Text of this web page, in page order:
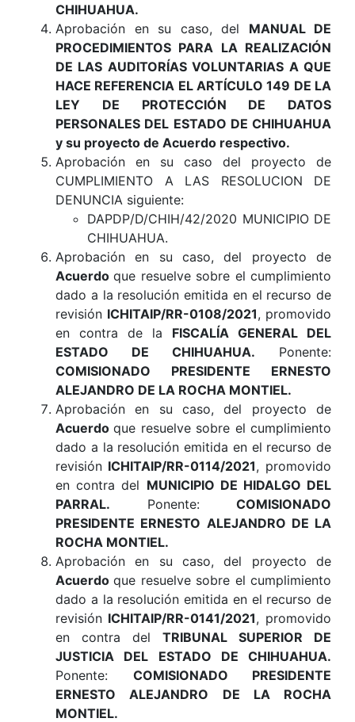
CHIHUAHUA.
Aprobación en su caso, del MANUAL DE
PROCEDIMIENTOS PARA LA REALIZACIÓN
DE LAS AUDITORÍAS VOLUNTARIAS A QUE
HACE REFERENCIA EL ARTÍCULO 149 DE LA
LEY DE PROTECCIÓN DE DATOS
PERSONALES DEL ESTADO DE CHIHUAHUA
y su proyecto de Acuerdo respectivo.
Aprobación en su caso del proyecto de
CUMPLIMIENTO A LAS RESOLUCION DE
DENUNCIA siguiente:
DAPDP/D/CHIH/42/2020 MUNICIPIO DE
CHIHUAHUA.
Aprobación en su caso, del proyecto de
Acuerdoque resuelve sobre el cumplimiento
dado a la resolución emitida en el recurso de
revisión ICHITAIP/RR-0108/2021, promovido
en contra de la FISCALÍA GENERAL DEL
ESTADO DE CHIHUAHUA. Ponente:
COMISIONADO PRESIDENTE ERNESTO
ALEJANDRO DE LA ROCHA MONTIEL.
Aprobación en su caso, del proyecto de
Acuerdoque resuelve sobre el cumplimiento
dado a la resolución emitida en el recurso de
revisión ICHITAIP/RR-0114/2021, promovido
en contra del MUNICIPIO DE HIDALGO DEL
PARRAL. Ponente: COMISIONADO
PRESIDENTE ERNESTO ALEJANDRO DE LA
ROCHA MONTIEL.
Aprobación en su caso, del proyecto de
Acuerdoque resuelve sobre el cumplimiento
dado a la resolución emitida en el recurso de
revisión ICHITAIP/RR-0141/2021, promovido
en contra del TRIBUNAL SUPERIOR DE
JUSTICIA DEL ESTADO DE CHIHUAHUA.
Ponente: COMISIONADO PRESIDENTE
ERNESTO ALEJANDRO DE LA ROCHA
MONTIEL.